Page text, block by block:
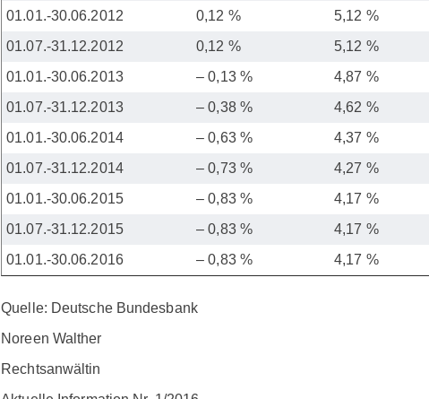
01.01.-30.06.2012
0,12 %
5,12 %
01.07.-31.12.2012
0,12 %
5,12 %
01.01.-30.06.2013
– 0,13 %
4,87 %
01.07.-31.12.2013
– 0,38 %
4,62 %
01.01.-30.06.2014
– 0,63 %
4,37 %
01.07.-31.12.2014
– 0,73 %
4,27 %
01.01.-30.06.2015
– 0,83 %
4,17 %
01.07.-31.12.2015
– 0,83 %
4,17 %
01.01.-30.06.2016
– 0,83 % 4,17 %
Quelle: Deutsche Bundesbank
Noreen Walther
Rechtsanwältin